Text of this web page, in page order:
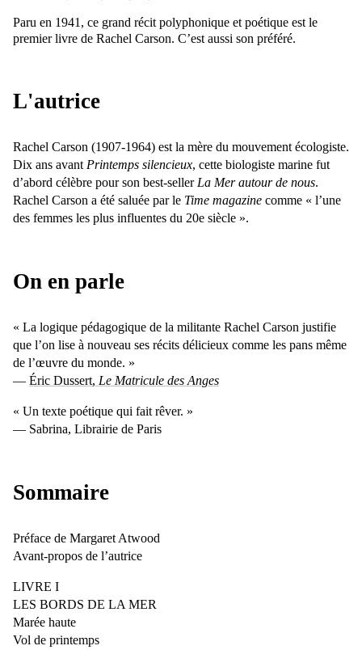
Paru en 1941, ce grand récit polyphonique et poétique est le
premier livre de Rachel Carson. C’est aussi son préféré.
L'autrice
Rachel Carson (1907-1964) est la mère du mouvement écologiste.
Dix ans avant Printemps silencieux, cette biologiste marine fut
dʼabord célèbre pour son best-seller La Mer autour de nous.
Rachel Carson a été saluée par le Time magazine comme « lʼune
des femmes les plus influentes du 20e siècle ».
On en parle
« La logique pédagogique de la militante Rachel Carson justifie
que l’on lise à nouveau ses récits délicieux comme les pans même
de l’œuvre du monde. »
— Éric Dussert, Le Matricule des Anges
« Un texte poétique qui fait rêver. »
— Sabrina, Librairie de Paris
Sommaire
Préface de Margaret Atwood
Avant-propos de l’autrice
LIVRE I
LES BORDS DE LA MER
Marée haute
Vol de printemps